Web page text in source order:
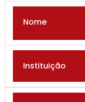
Nome
Instituição